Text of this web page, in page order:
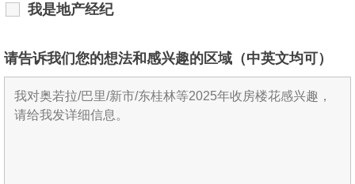
我是地产经纪
请告诉我们您的想法和感兴趣的区域（中英文均可）